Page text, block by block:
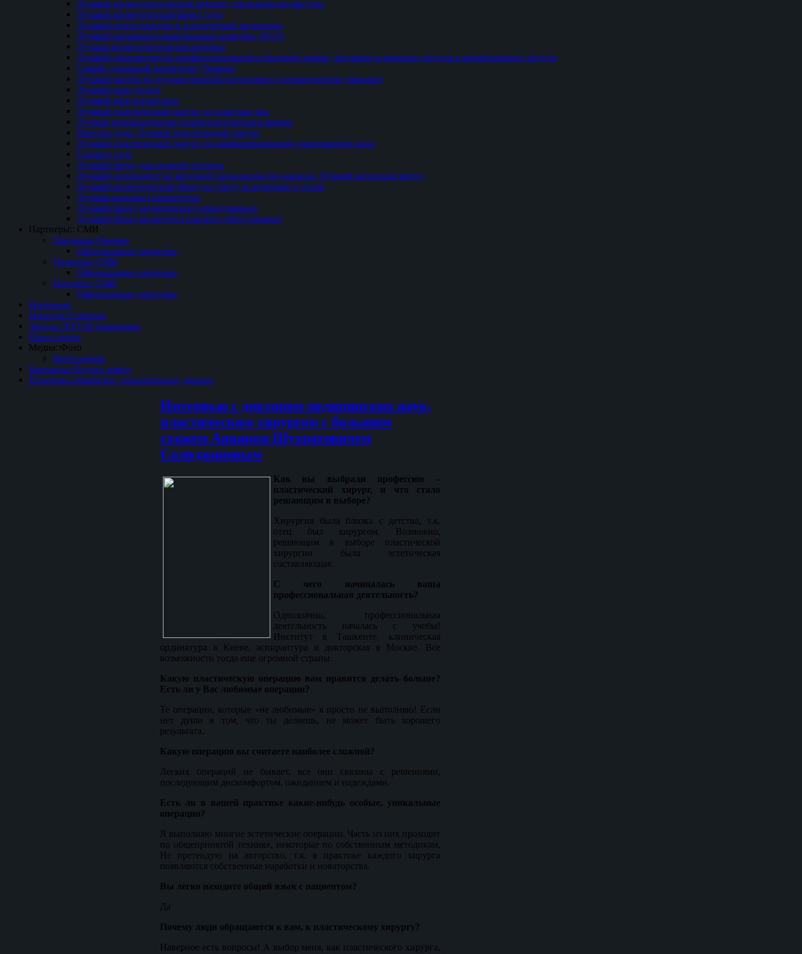
Лучший косметологический аппарат для коррекции фигуры
Лучший косметический Бренд года
Лучший центр красоты и эстетической медицины
Лучший витаминно-минеральные комплекс (БАД)
Лучшая косметологическая клиника
Лучший производитель профессиональной и бытовой химии, чистящих и моющих средств и косметических средств
Самый успешный косметолог Тюмени
Лучший мастер по художественной татуировке и перманентному макияжу
Лучший врач уролог
Лучший врач косметолог
Лучший пластический хирург по пластике век
Лучшая инновационная стоматологическая клиника
Персона года. Лучший пластический хирург
Лучший пластический хирург по комбинированному омоложению лица
Стилист года
Лучший бренд для личной гигиены
Лучший специалист по круговой липосакции без наркоза. Лучший авторский метод
Лучший косметический бренд по уходу за волосами и телом
Лучшая клиника гинекологии
Лучший бренд медицинского оборудования
Лучший бренд косметологического оборудования
Партнеры:: СМИ
Партнеры Премии
Официальные партнеры
Печатные СМИ
Официальные партнеры
Интернет СМИ
Официальные партнеры
Интервью
Новости::События
Звезды::XXVIII церемонии
Пресс-центр
Медиа::Фото
Фотогалерея
Контакты::Подать заявку
Политика обработки:: персональных данных
Интервью с доктором медицинских наук,
пластическим хирургом с большим
стажем Анваром Шухратовичем
Салиджановым
Как вы выбрали профессию –
пластический хирург, и что стало
решающим в выборе?
Хирургия была близка с детства, т.к.
отец был хирургом. Возможно,
решающим в выборе пластической
хирургии была эстетическая
составляющая.
С чего начиналась ваша
профессиональная деятельность?
Однозначно, профессиональная
деятельность началась с учебы!
Институт в Ташкенте, клиническая
ординатура в Киеве, аспирантура и докторская в Москве. Все
возможности тогда еще огромной страны.
Какую пластическую операцию вам нравится делать больше?
Есть ли у Вас любимые операции?
Те операции, которые «не любимые» я просто не выполняю! Если
нет души в том, что ты делаешь, не может быть хорошего
результата.
Какую операцию вы считаете наиболее сложной?
Легких операций не бывает, все они связаны с решениями,
последующим дискомфортом, ожиданием и надеждами.
Есть ли в вашей практике какие-нибудь особые, уникальные
операции?
Я выполняю многие эстетические операции. Часть из них проходит
по общепринятой технике, некоторые по собственным методикам.
Не претендую на авторство, т.к. в практике каждого хирурга
появляются собственные наработки и новаторства.
Вы легко находите общий язык с пациентом?
Да
Почему люди обращаются к вам, к пластическому хирургу?
Наверное есть вопросы! А выбор меня, как пластического хирурга,